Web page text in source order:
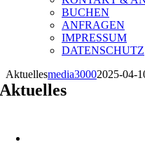
BUCHEN
ANFRAGEN
IMPRESSUM
DATENSCHUTZ
Aktuellesmedia30002025-04-
Aktuelles